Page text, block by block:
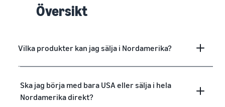
Översikt
Vilka produkter kan jag sälja i Nordamerika?
Ska jag börja med bara USA eller sälja i hela
Nordamerika direkt?